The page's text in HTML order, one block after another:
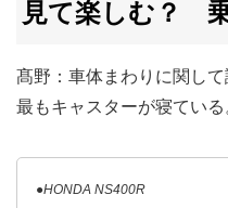
見て楽しむ？
髙野：車体まわりに関し
最もキャスターが寝てい
●HONDA NS400R